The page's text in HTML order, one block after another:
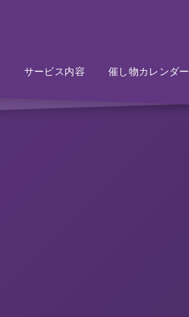
サービス内容
Service 催し物カレンダー
Event